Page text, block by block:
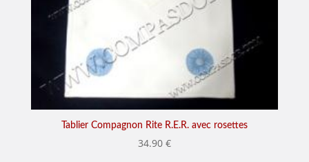
Tablier Compagnon Rite R.E.R. avec rosettes
34.90 €